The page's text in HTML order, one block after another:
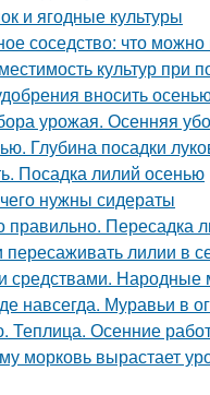
и ягодные культуры
соседство: что
культур при
вносить
урожая. Осенняя
Глубина посадки
Посадка лилий осенью
нужны сидераты
правильно. Пересадка
лилии в
Народные
навсегда. Муравьи в
Теплица. Осенние
морковь вырастает